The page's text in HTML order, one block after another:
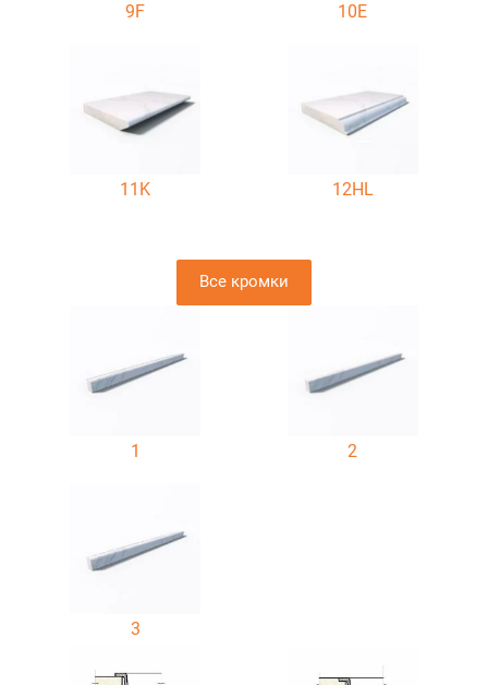
9F 10E
11K 12HL
Все кромки
1 2
3